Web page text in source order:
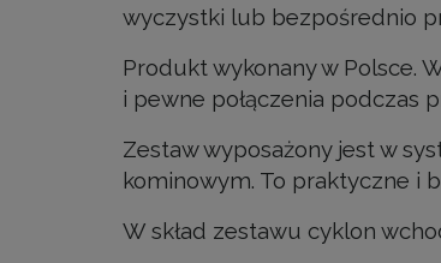
wyczystki lub bezpośrednio
Produkt wykonany w Polsce.
i pewne połączenia podczas
Zestaw wyposażony jest w
kominowym. To praktyczne i
W skład zestawu cyklon